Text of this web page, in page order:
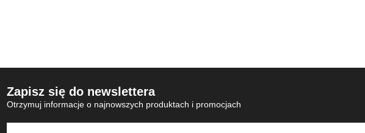
Zapisz się do newslettera
Otrzymuj informacje o najnowszych produktach i promocjach